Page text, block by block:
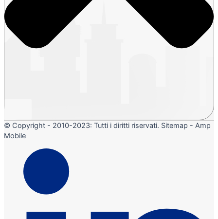
© Copyright - 2010-2023: Tutti i diritti riservati. Sitemap - Amp
Mobile